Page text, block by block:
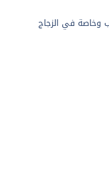
وخاصة في الزجاج